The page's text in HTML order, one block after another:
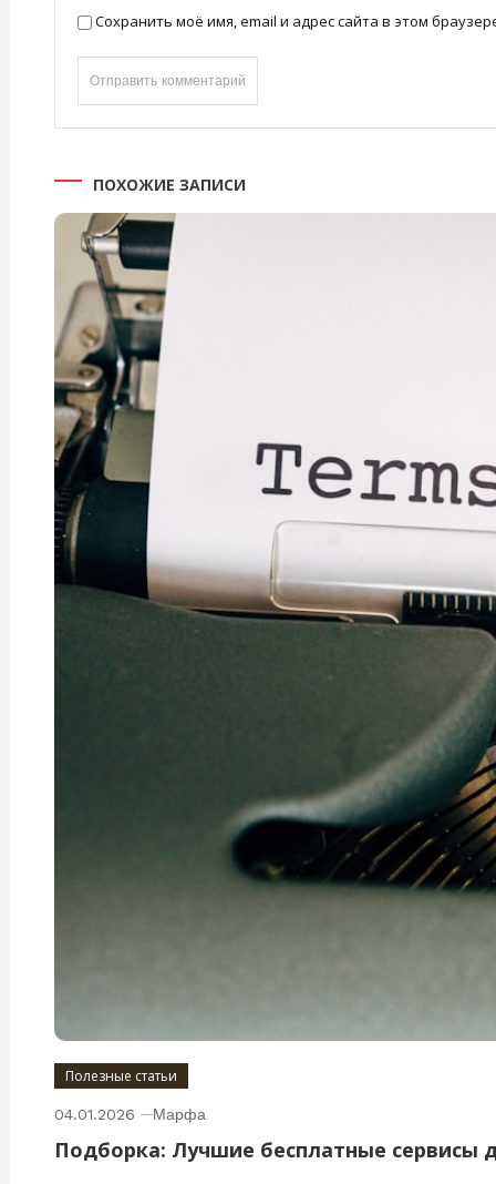
Сохранить моё имя, email и адрес сайта в этом
ПОХОЖИЕ ЗАПИСИ
Полезные статьи
04.01.2026 Марфа
Подборка: Лучшие бесплатные сервисы